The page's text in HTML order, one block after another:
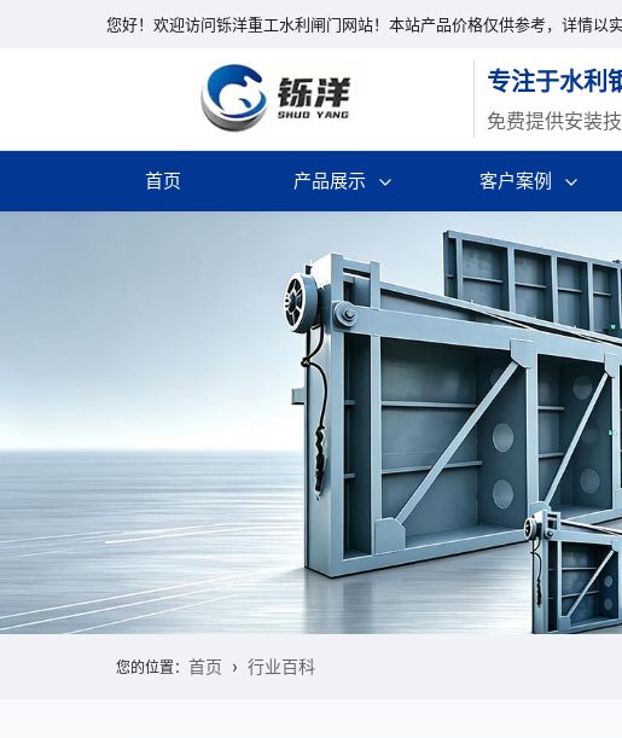
您好！欢迎访问铄洋重工水利闸门网站！本站产品价格仅供参考，详情以
专注于水利
免费提供安装
首页 产品展示 客户案例
您的位置： 首页 行业百科